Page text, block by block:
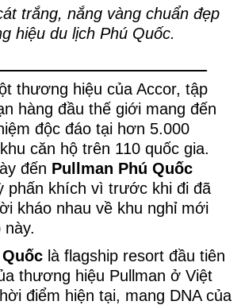
trắng, nắng vàng chuẩn đẹp
hiệu du lịch Phú Quốc.
thương hiệu của Accor, tập
hàng đầu thế giới mang đến
độc đáo tại hơn 5.000
căn hộ trên 110 quốc gia.
đến Pullman Phú Quốc
phấn khích vì trước khi đi đã
kháo nhau về khu nghỉ mới
này.
là flagship resort đầu tiên
thương hiệu Pullman ở Việt
điểm hiện tại, mang DNA của